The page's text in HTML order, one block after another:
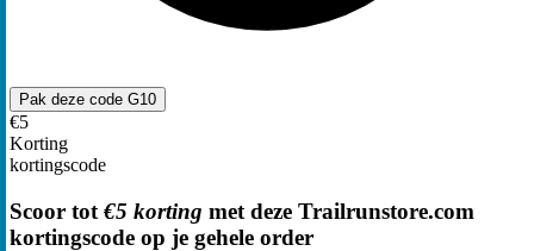
Pak deze code G10
€5
Korting
kortingscode
Scoor tot €5 korting met deze Trailrunstore.com
kortingscode op je gehele order